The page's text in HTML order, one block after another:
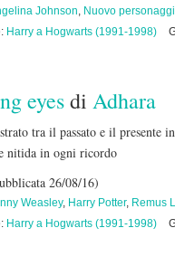
Johnson, Nuovo
Harry a Hogwarts (1991-1998)
eyesdi Adhara
tra il passato e il presente
nitida in ogni ricordo
26/08/16)
Weasley, Harry Potter, Remus
Harry a Hogwarts (1991-1998)